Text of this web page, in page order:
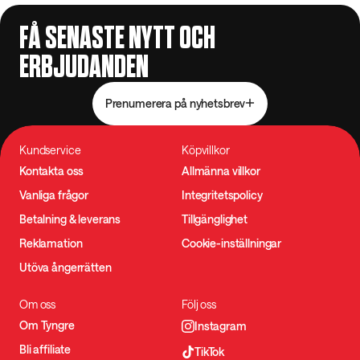
FÅ SENASTE NYTT OCH
ERBJUDANDEN
Prenumerera på nyhetsbrev
Kundservice
Kontakta oss
Vanliga frågor
Betalning & leverans
Reklamation
Utöva ångerrätten
Köpvillkor
Allmänna villkor
Integritetspolicy
Tillgänglighet
Cookie-inställningar
Om oss
Om Tyngre
Bli affiliate
Följ oss
Instagram
TikTok